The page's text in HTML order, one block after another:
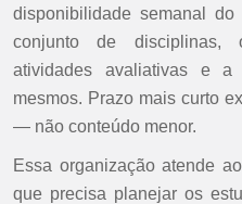
disponibilidade semanal
conjunto de disciplinas,
atividades avaliativas e
mesmos. Prazo mais curto
— não conteúdo menor.
Essa organização atende
que precisa planejar os